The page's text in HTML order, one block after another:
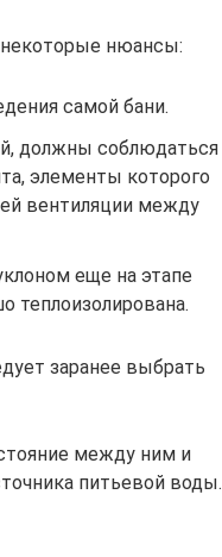
некоторые нюансы:
самой бани.
должны соблюдаться
элементы которого
вентиляции между
еще на этапе
теплоизолирована.
заранее выбрать
между ним и
питьевой воды.